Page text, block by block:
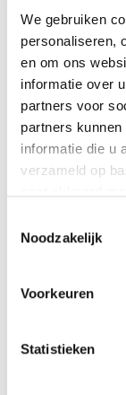
We gebruiken
personaliseren,
en om ons
informatie over
partners voor
partners
informatie die u
verzameld op
Noodzakelijk
Voorkeuren
Statistieken
Vul deze
Vereiste velden
gepubliceerd.
Naam*
E-mail*